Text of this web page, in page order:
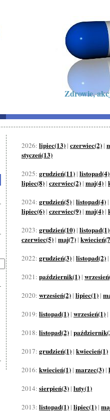
Zdrowie,
2026: lipiec(13) | czerwiec(2) |
styczeń(13)
2025: grudzień(11) | listopad(4)
lipiec(8) | czerwiec(2) | maj(4) |
2024: grudzień(5) | listopad(4) |
lipiec(6) | czerwiec(9) | maj(4) |
2023: grudzień(10) | listopad(1)
czerwiec(5) | maj(7) |
2022: grudzień(3) | listopad(2) |
2021: październik(1) |
2020: wrzesień(2) | lipiec(1) |
2019: listopad(1) | wrzesień(1) |
2018: listopad(2) |
2017: grudzień(1) | kwiecień(1)
2016: kwiecień(1) | marzec(3) |
2014: sierpień(3) | luty(1)
2013: listopad(1) | lipiec(1) |